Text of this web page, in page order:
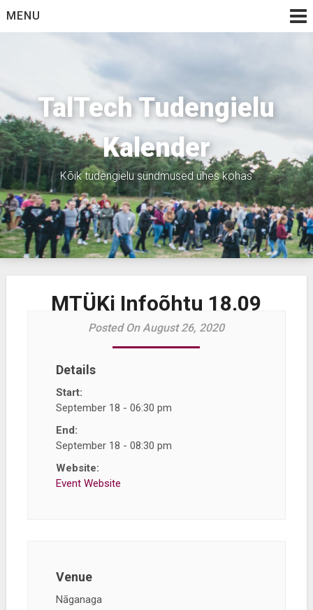
toMENU
TalTech Tudengielu
Kalender
Kõik tudengielu sündmused ühes kohas
MTÜKi Infoõhtu 18.09
Posted On August 26, 2020
Details
Start:
September 18 - 06:30 pm
End:
September 18 - 08:30 pm
Website:
Event Website
Venue
Nāganaga